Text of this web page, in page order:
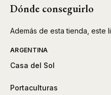
Dónde conseguirlo
Además de esta tienda, este
ARGENTINA
Casa del Sol
Portaculturas